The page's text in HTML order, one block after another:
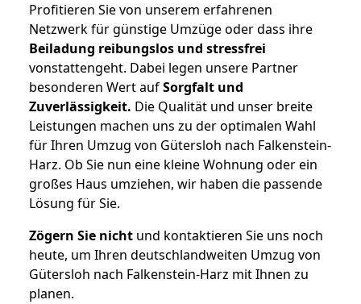
Profitieren Sie von unserem erfahrenen
Netzwerk für günstige Umzüge oder dass ihre
Beiladung reibungslos und stressfrei
vonstattengeht. Dabei legen unsere Partner
besonderen Wert aufSorgfalt und
Zuverlässigkeit. Die Qualität und unser breite
Leistungen machen uns zu der optimalen Wahl
für Ihren Umzug von Gütersloh nach Falkenstein-
Harz. Ob Sie nun eine kleine Wohnung oder ein
großes Haus umziehen, wir haben die passende
Lösung für Sie.
Zögern Sie nicht und kontaktieren Sie uns noch
heute, um Ihren deutschlandweiten Umzug von
Gütersloh nach Falkenstein-Harz mit Ihnen zu
planen.